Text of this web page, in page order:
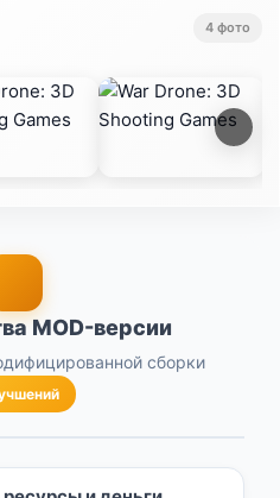
4 фото
MOD-версии
сборки